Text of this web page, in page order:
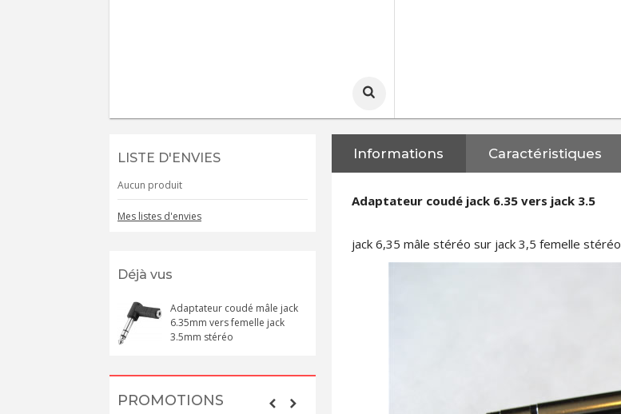
LISTE D'ENVIES
Aucun produit
Mes listes d'envies
Déjà vus
Adaptateur coudé mâle jack
6.35mm vers femelle jack
3.5mm stéréo
PROMOTIONS
Informations Caractéristiques
Adaptateur coudé jack 6.35 vers jack 3.5
jack 6,35 mâle stéréo sur jack 3,5 femelle stéréo